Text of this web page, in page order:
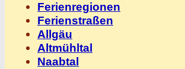
Ferienregionen
Ferienstraßen
Allgäu
Altmühltal
Naabtal